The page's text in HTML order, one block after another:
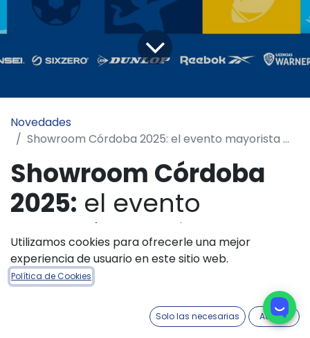
Novedades
Showroom Córdoba 2025: el evento mayorista más grande de accesorios deportivos.
Showroom Córdoba
2025: el evento
mayorista más
grande de accesorios
deportivos⚽🏀🎾
Utilizamos cookies para ofrecerle una mejor
experiencia de usuario en este sitio web.
Política de Cookies
Solo las necesarias Acepto